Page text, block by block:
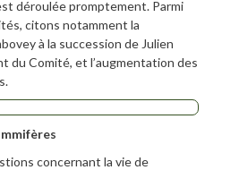
déroulée promptement. Parmi
citons notamment la
à la succession de Julien
du Comité, et l’augmentation des
concernant la vie de